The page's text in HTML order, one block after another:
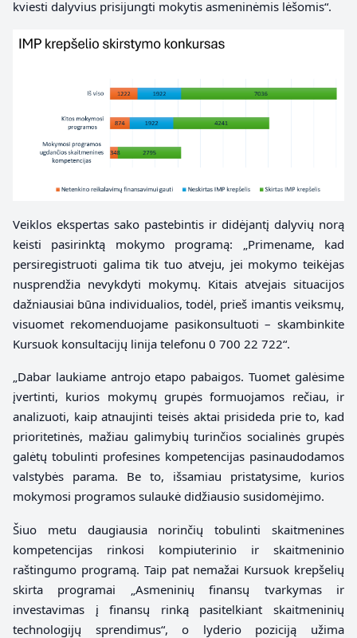
kviesti dalyvius prisijungti mokytis asmeninėmis lėšomis“.
Veiklos ekspertas sako pastebintis ir didėjantį dalyvių norą
keisti pasirinktą mokymo programą: „Primename, kad
persiregistruoti galima tik tuo atveju, jei mokymo teikėjas
nusprendžia nevykdyti mokymų. Kitais atvejais situacijos
dažniausiai būna individualios, todėl, prieš imantis veiksmų,
visuomet rekomenduojame pasikonsultuoti – skambinkite
Kursuok konsultacijų linija telefonu 0 700 22 722“.
„Dabar laukiame antrojo etapo pabaigos. Tuomet galėsime
įvertinti, kurios mokymų grupės formuojamos rečiau, ir
analizuoti, kaip atnaujinti teisės aktai prisideda prie to, kad
prioritetinės, mažiau galimybių turinčios socialinės grupės
galėtų tobulinti profesines kompetencijas pasinaudodamos
valstybės parama. Be to, išsamiau pristatysime, kurios
mokymosi programos sulaukė didžiausio susidomėjimo.
Šiuo metu daugiausia norinčių tobulinti skaitmenines
kompetencijas rinkosi kompiuterinio ir skaitmeninio
raštingumo programą. Taip pat nemažai Kursuok krepšelių
skirta programai „Asmeninių finansų tvarkymas ir
investavimas į finansų rinką pasitelkiant skaitmeninių
technologijų sprendimus“, o lyderio poziciją užima